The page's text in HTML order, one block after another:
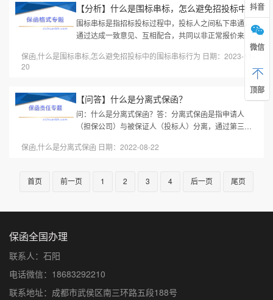
【分析】什么是围标串标，怎么避免招投标中的围标串标行为
围标串标是指招标投标过程中，投标人之间私下串通，
通过达成一致意见、互相配合，共同以非正常报价来获
取中标的行为。这种行为不仅违反了招标投标的公平、
公正原则，也损害了其他投标...
保函,什么是围标串标,怎么避免招投标中的围标串标行为 日期：2023-11-
20
【问答】什么是分离式保函？
问：什么是分离式保函？答：分离式保函是指申请人
（担保公司）与被保证人（投标人）分离，通过第三方
以出具保函的形式向招标方承诺...
保函,什么是分离式保函 日期：2022-08-22
首页 前一页 1 2 3 4 后一页 尾页
保函全国办理
联系人：石阳
电话微信：18683292210
联系地址：成都市武侯区南三环路五段188号
抖音
微信
顶部